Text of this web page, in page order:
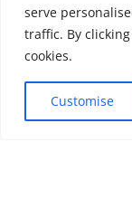
serve
traffic. By
cookies.
Customise
Copyright ©